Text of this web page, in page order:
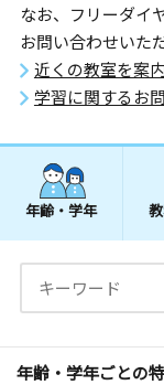
なお、フリーダイ
お問い合わせいた
近くの教室を案
学習に関するお
年齢・学年
年齢・学年ごとの